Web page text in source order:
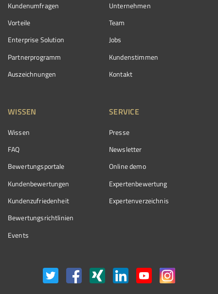
Kundenumfragen
Vorteile
Enterprise Solution
Partnerprogramm
Auszeichnungen
Unternehmen
Team
Jobs
Kundenstimmen
Kontakt
WISSEN
Wissen
FAQ
Bewertungsportale
Kundenbewertungen
Kundenzufriedenheit
Bewertungs­richtlinien
Events
SERVICE
Presse
Newsletter
Online demo
Expertenbewertung
Expertenverzeichnis